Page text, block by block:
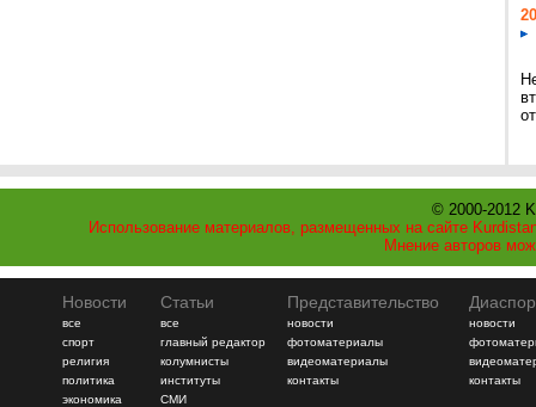
© 2000-2012
Использование материалов, размещенных на сайте
Мнение авторов
Новости
все
спорт
религия
политика
экономика
Статьи
все
главный редактор
колумнисты
институты
СМИ
Представительство
новости
фотоматериалы
видеоматериалы
контакты
новости
контакты